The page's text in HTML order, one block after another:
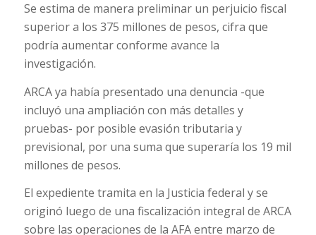
Se estima de manera preliminar un perjuicio fiscal
superior a los 375 millones de pesos, cifra que
podría aumentar conforme avance la
investigación.
ARCA ya había presentado una denuncia -que
incluyó una ampliación con más detalles y
pruebas- por posible evasión tributaria y
previsional, por una suma que superaría los 19 mil
millones de pesos.
El expediente tramita en la Justicia federal y se
originó luego de una fiscalización integral de ARCA
sobre las operaciones de la AFA entre marzo de